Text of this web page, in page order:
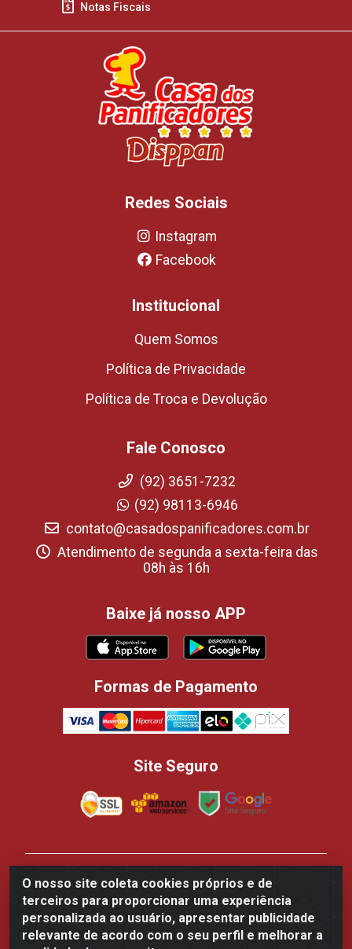
O nosso site coleta cookies próprios e de
terceiros para proporcionar uma experiência
personalizada ao usuário, apresentar publicidade
relevante de acordo com o seu perfil e melhorar a
Notas Fiscais
Redes Sociais
Instagram
Facebook
Institucional
Quem Somos
Política de Privacidade
Política de Troca e Devolução
Fale Conosco
(92) 3651-7232
(92) 98113-6946
contato@casadospanificadores.com.br
Atendimento de segunda a sexta-feira das
08h às 16h
Baixe já nosso APP
Formas de Pagamento
Site Seguro
Casa dos Panificadores Disppan Distribuidora de
Produtos Para Panificação - Rua Beija-flor Vermelho,
700 - Tarumã, Manaus/AM - CEP 69.041-050 - CNPJ
84.502.145/0002-61